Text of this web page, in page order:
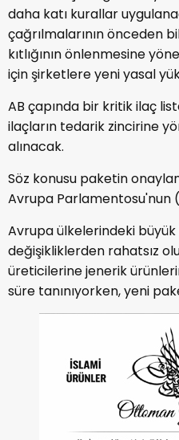
daha katı kurallar
çağrılmalarının önceden
kıtlığının önlenmesine
için şirketlere yeni yasal
AB çapında bir kritik ilaç
ilaçların tedarik zincirine
alınacak.
Söz konusu paketin
Avrupa Parlamentosu'nun
Avrupa ülkelerindeki
değişikliklerden rahatsız
üreticilerine jenerik
süre tanınıyorken, yeni